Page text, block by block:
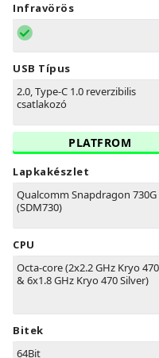
Infravörös
USB Típus
2.0, Type-C 1.0 reverzibilis
csatlakozó
PLATFROM
Lapkakészlet
Qualcomm Snapdragon 730G
(SDM730)
CPU
Octa-core (2x2.2 GHz Kryo 470
& 6x1.8 GHz Kryo 470 Silver)
Bitek
64Bit